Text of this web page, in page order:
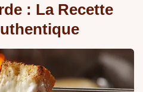
: La Recette